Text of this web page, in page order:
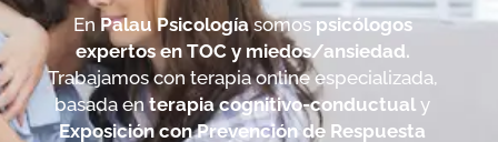
En Palau Psicologíasomos psicólogos
expertos en TOC y miedos/ansiedad.
Trabajamos con terapia online especializada,
basada enterapia cognitivo-conductual y
Exposición con Prevención de Respuesta